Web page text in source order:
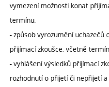
vymezení možnosti konat
termínu,
- způsob vyrozumění uchazečů
přijímací zkoušce, včetně
- vyhlášení výsledků přijímací
rozhodnutí o přijetí či nepřijetí